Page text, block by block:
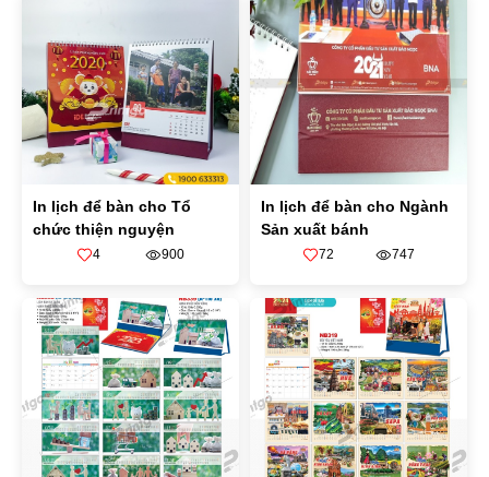
In lịch để bàn cho Tổ
chức thiện nguyện
4 900
In lịch để bàn cho Ngành
Sản xuất bánh
72 747